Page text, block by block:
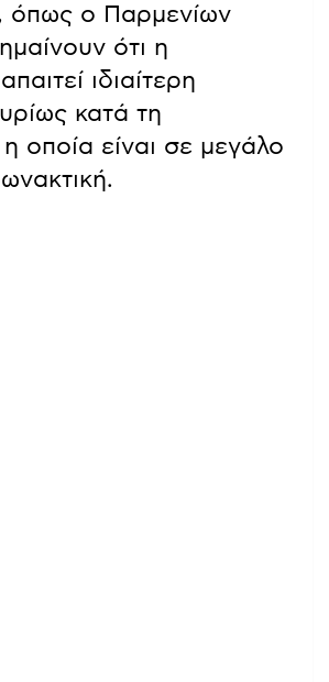
όπως ο Παρμενίων
ότι η
ιδιαίτερη
κατά τη
οποία είναι σε μεγάλο